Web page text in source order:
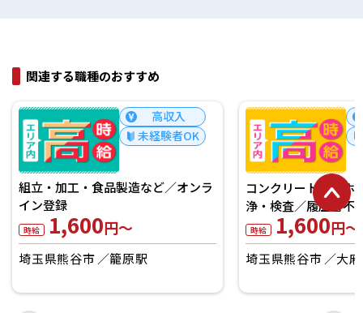
関連する職種のおすすめ
高収入
未経験者OK
コンクリートマンホールの組立・洗
浄・検査／履歴書不要
時給 1,600円～
埼玉県熊谷市 大麻生駅
シリアルやスナック
製造補助／履歴書不
時給 1,550円～
埼玉県熊谷市 籠